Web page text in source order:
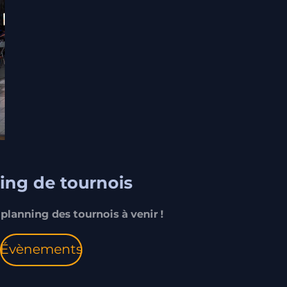
de tournois
des tournois à venir !
Évènements